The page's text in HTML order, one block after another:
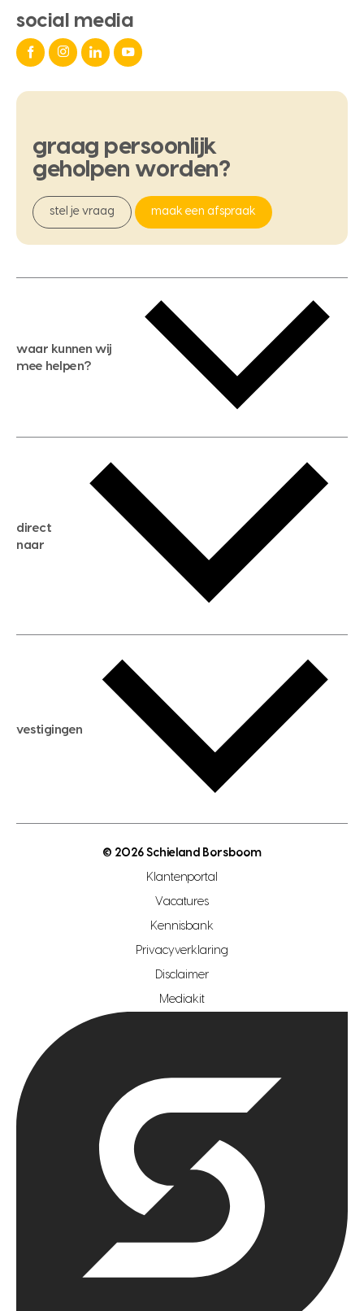
social media
graag persoonlijk
geholpen worden?
stel je vraag maak een afspraak
waar kunnen wij
mee helpen?
gratis zoekservice
huis verkopen
huis kopen
aankoopadvies
verkoopadvies
hypotheekadvies
direct
naar
hypotheek berekenen
maximale hypotheek berekenen
hypotheek bespaarcheck
gratis zoekprofiel aanmaken
open woningwaarde dag
vestigingen
makelaar regio zoetermeer
hypotheekshop regio den haag
hypotheekshop regio rotterdam
© 2026 Schieland Borsboom
Klantenportal
Vacatures
Kennisbank
Privacyverklaring
Disclaimer
Mediakit